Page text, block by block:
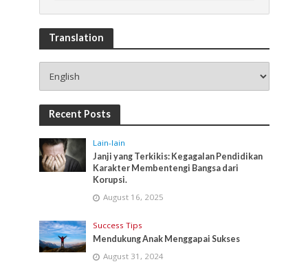
Translation
Recent Posts
Lain-lain
Janji yang Terkikis: Kegagalan Pendidikan
Karakter Membentengi Bangsa dari
Korupsi.
August 16, 2025
Success Tips
Mendukung Anak Menggapai Sukses
August 31, 2024